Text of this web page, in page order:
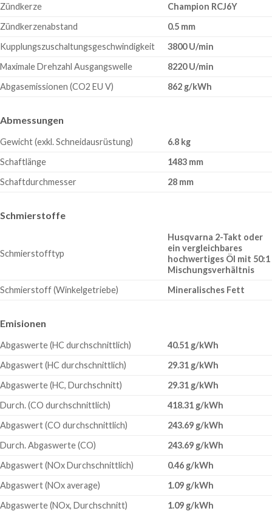
Zündkerze
Champion RCJ6Y
Zündkerzenabstand
0.5 mm
Kupplungszuschaltungsgeschwindigkeit
3800 U/min
Maximale Drehzahl Ausgangswelle
8220 U/min
Abgasemissionen (CO2 EU V)
862 g/kWh
Abmessungen
Gewicht (exkl. Schneidausrüstung)
6.8 kg
Schaftlänge
1483 mm
Schaftdurchmesser
28 mm
Schmierstoffe
Schmierstofftyp
Husqvarna 2-Takt oder
ein vergleichbares
hochwertiges Öl mit 50:1
Mischungsverhältnis
Schmierstoff (Winkelgetriebe)
Mineralisches Fett
Emisionen
Abgaswerte (HC durchschnittlich)
40.51 g/kWh
Abgaswert (HC durchschnittlich)
29.31 g/kWh
Abgaswerte (HC, Durchschnitt)
29.31 g/kWh
Durch. (CO durchschnittlich)
418.31 g/kWh
Abgaswert (CO durchschnittlich)
243.69 g/kWh
Durch. Abgaswerte (CO)
243.69 g/kWh
Abgaswert (NOx Durchschnittlich)
0.46 g/kWh
Abgaswert (NOx average)
1.09 g/kWh
Abgaswerte (NOx, Durchschnitt)
1.09 g/kWh